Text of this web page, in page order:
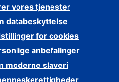
vores tjenester
databeskyttelse
for cookies
anbefalinger
moderne slaveri